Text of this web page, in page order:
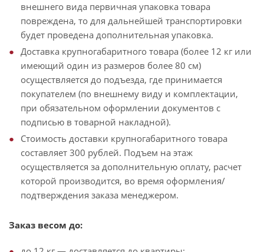
внешнего вида первичная упаковка товара
повреждена, то для дальнейшей транспортировки
будет проведена дополнительная упаковка.
Доставка крупногабаритного товара (более 12 кг или
имеющий один из размеров более 80 см)
осуществляется до подъезда, где принимается
покупателем (по внешнему виду и комплектации,
при обязательном оформлении документов с
подписью в товарной накладной).
Стоимость доставки крупногабаритного товара
составляет 300 рублей. Подъем на этаж
осуществляется за дополнительную оплату, расчет
которой производится, во время оформления/
подтверждения заказа менеджером.
Заказ весом до: